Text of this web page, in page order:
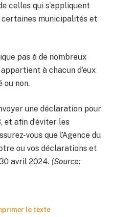
celles qui s’appliquent
municipalités et
pas à de nombreux
à chacun d’eux
ou non.
une déclaration pour
et afin d’éviter les
vous que l’Agence du
ou vos déclarations et
avril 2024. (Source:
le texte